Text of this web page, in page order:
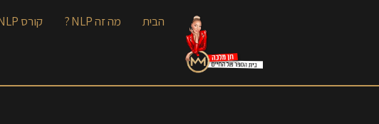
הבית מה זה NLP ? קורס NLP